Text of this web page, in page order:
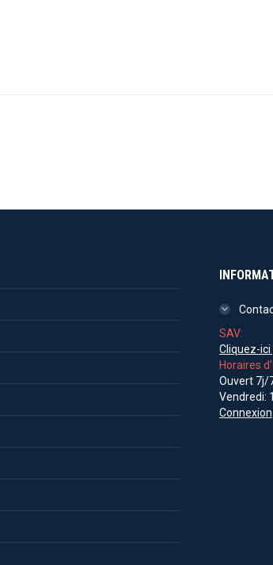
SAV:
Cliquez-
Horaires
Ouvert 7j/
Vendredi:
Connexion